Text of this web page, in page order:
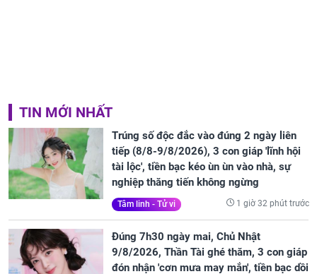
TIN MỚI NHẤT
Trúng số độc đắc vào đúng 2 ngày liên
tiếp (8/8-9/8/2026), 3 con giáp 'lĩnh hội
tài lộc', tiền bạc kéo ùn ùn vào nhà, sự
nghiệp thăng tiến không ngừng
Tâm linh - Tử vi 1 giờ 32 phút trước
Đúng 7h30 ngày mai, Chủ Nhật
9/8/2026, Thần Tài ghé thăm, 3 con giáp
đón nhận 'cơn mưa may mắn', tiền bạc dồi